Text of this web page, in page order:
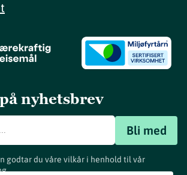
nyhetsbrev
Bli med
godtar du våre vilkår i henhold til vår
.